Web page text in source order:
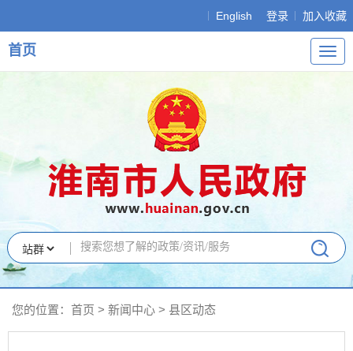
English 登录 加入收藏
导
航
首页
您的位置： 首页 > 新闻中心 > 县区动态